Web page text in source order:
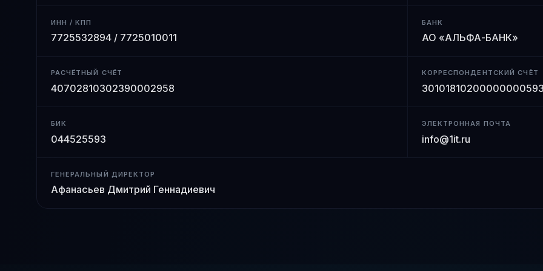
ИНН / КПП
7725532894 / 7725010011
БАНК
АО «АЛЬФА-БАНК»
РАСЧЁТНЫЙ СЧЁТ
40702810302390002958
КОРРЕСПОНДЕНТСКИЙ СЧЁТ
БИК
044525593
ЭЛЕКТРОННАЯ ПОЧТА
info@1it.ru
ГЕНЕРАЛЬНЫЙ ДИРЕКТОР
Афанасьев Дмитрий Геннадиевич